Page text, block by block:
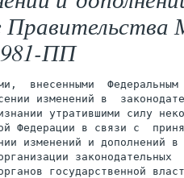
Правительства
ПП
внесенными  Федеральным
изменений в
утратившими силу
Федерации в связи с
изменений и дополнений в
законодательных
государственной